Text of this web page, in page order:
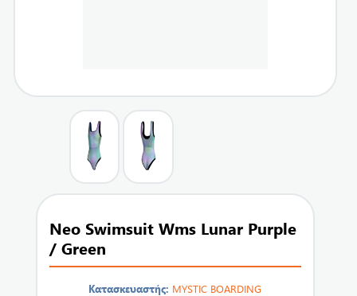
Neo Swimsuit Wms Lunar Purple
/ Green
Κατασκευαστής: MYSTIC BOARDING